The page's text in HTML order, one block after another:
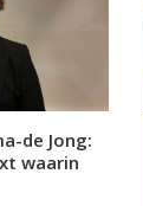
de Jong:
waarin